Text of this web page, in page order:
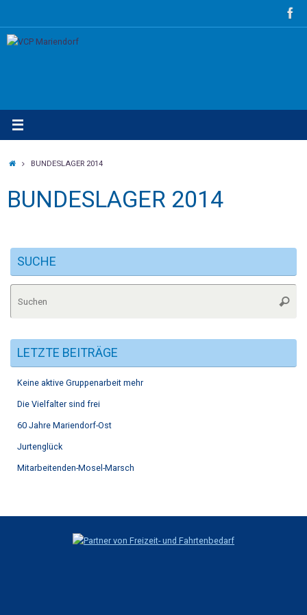
springen
STARTSEITE
BUNDESLAGER 2014
BUNDESLAGER 2014
SUCHE
LETZTE BEITRÄGE
Keine aktive Gruppenarbeit mehr
Die Vielfalter sind frei
60 Jahre Mariendorf-Ost
Jurtenglück
Mitarbeitenden-Mosel-Marsch